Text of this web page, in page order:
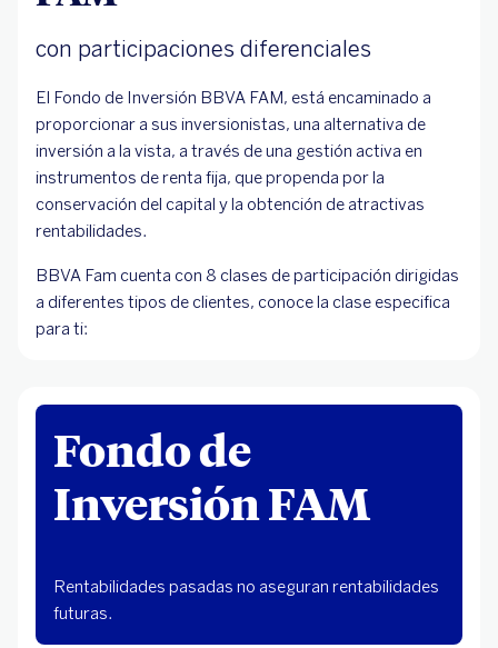
con participaciones diferenciales
El Fondo de Inversión BBVA FAM, está encaminado a
proporcionar a sus inversionistas, una alternativa de
inversión a la vista, a través de una gestión activa en
instrumentos de renta fija, que propenda por la
conservación del capital y la obtención de atractivas
rentabilidades.
BBVA Fam cuenta con 8 clases de participación dirigidas
a diferentes tipos de clientes, conoce la clase especifica
para ti:
Fondo de
Inversión FAM
Rentabilidades pasadas no aseguran rentabilidades
futuras.